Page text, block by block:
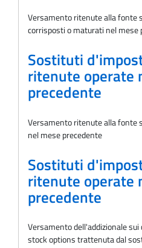
Versamento ritenute alla fonte
corrisposti o maturati nel mese
Sostituti
ritenute operate
precedente
Versamento ritenute alla fonte
nel mese precedente
Sostituti
ritenute operate
precedente
Versamento dell'addizionale
stock options trattenuta dal